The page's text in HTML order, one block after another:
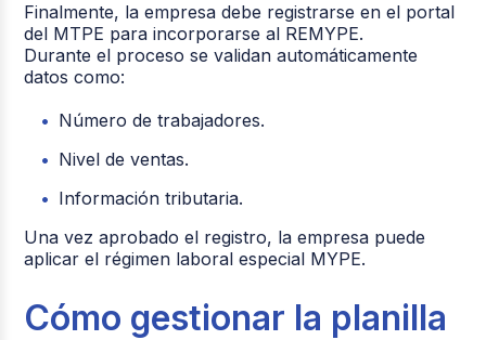
Finalmente, la empresa debe registrarse en el portal
del MTPE para incorporarse al REMYPE.
Durante el proceso se validan automáticamente
datos como:
Número de trabajadores.
Nivel de ventas.
Información tributaria.
Una vez aprobado el registro, la empresa puede
aplicar el régimen laboral especial MYPE.
Cómo gestionar la planilla